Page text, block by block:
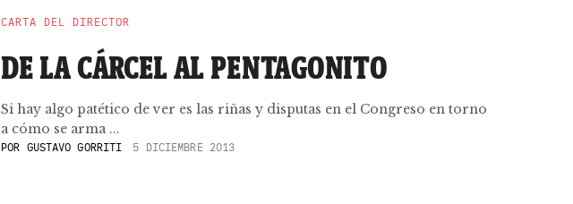
CARTA DEL DIRECTOR
DE LA CÁRCEL AL PENTAGONITO
Si hay algo patético de ver es las riñas y disputas en el Congreso en torno
a cómo se arma ...
POR GUSTAVO GORRITI 5 DICIEMBRE 2013